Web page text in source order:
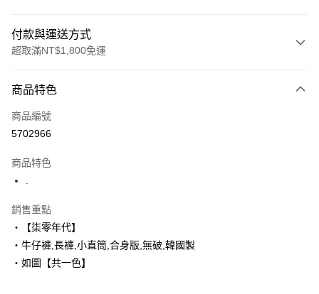
付款與運送方式
超取滿NT$1,800免運
信用卡一次付款
超商取貨付款
街口支付
悠遊付
Google Pay
商品特色
商品編號
5702966
商品特色
銷售重點
‧【柒零年代】
‧牛仔褲,長褲,小直筒,合身版,無破,韓國製
‧如圖【共一色】